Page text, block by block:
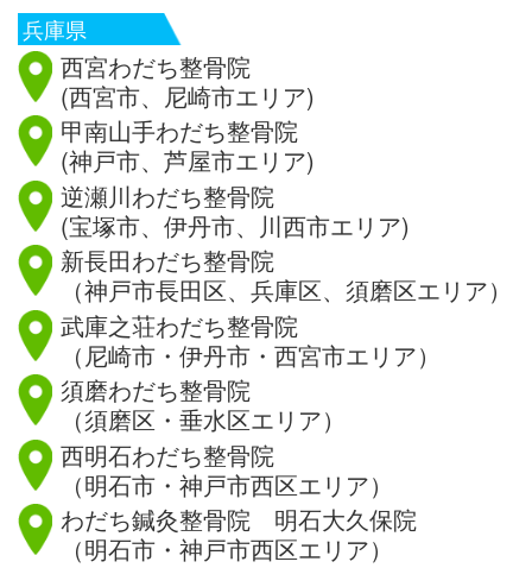
兵庫県
西宮わだち整骨院
(西宮市、尼崎市エリア)
甲南山手わだち整骨院
(神戸市、芦屋市エリア)
逆瀬川わだち整骨院
(宝塚市、伊丹市、川西市エリア)
新長田わだち整骨院
（神戸市長田区、兵庫区、須磨区エリア）
武庫之荘わだち整骨院
（尼崎市・伊丹市・西宮市エリア）
須磨わだち整骨院
（須磨区・垂水区エリア）
西明石わだち整骨院
（明石市・神戸市西区エリア）
わだち鍼灸整骨院 明石大久保院
（明石市・神戸市西区エリア）